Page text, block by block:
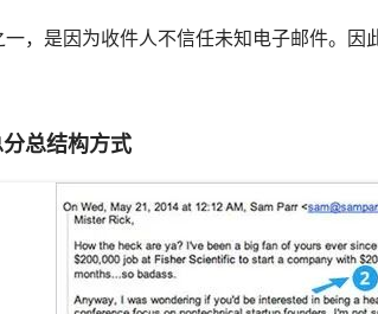
，是因为收件人不信任未知电子邮件。
总结构方式